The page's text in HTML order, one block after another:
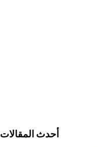
أحدث المقالات